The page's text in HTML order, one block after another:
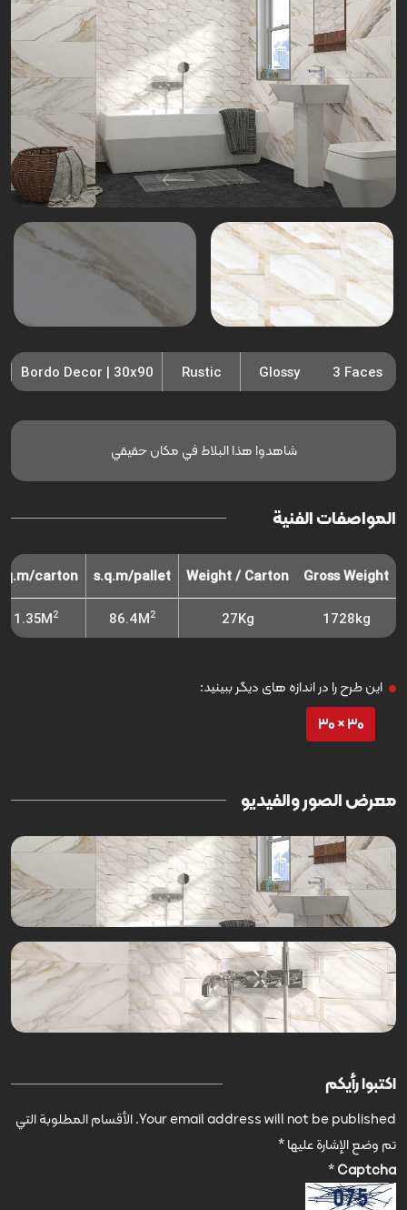
3 Faces
Glossy
Rustic
Bordo Decor | 30x90
شاهدوا هذا البلاط في مكان حقيقي
المواصفات الفنية
Gross Weight
Weight / Carton
s.q.m/pallet
carton
1728kg
27Kg
86.4M2
1.35M2
این طرح را در اندازه های دیگر ببینید:
30 × 30
معرض الصور والفيديو
اكتبوا رأيكم
Your email address will not be published. الأقسام المطلوبة التي
تم وضع الإشارة عليها*
Captcha
*